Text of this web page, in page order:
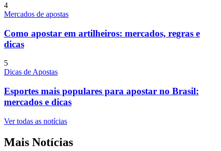
4
Mercados de apostas
Como apostar em artilheiros: mercados, regras e
dicas
5
Dicas de Apostas
Esportes mais populares para apostar no Brasil:
mercados e dicas
Ver todas as notícias
Mais Notícias